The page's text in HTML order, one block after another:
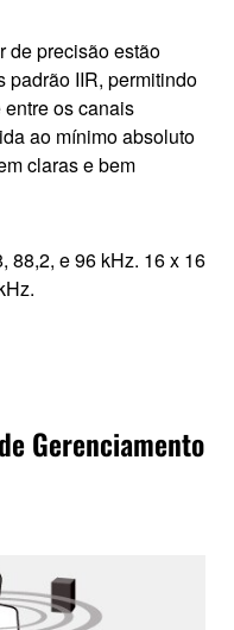
de precisão estão
padrão IIR, permitindo
os canais
ao mínimo absoluto
claras e bem
88,2, e 96 kHz. 16 x 16
Gerenciamento